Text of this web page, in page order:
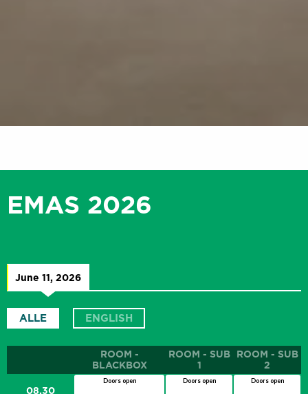
EMAS 2026
June 11, 2026
ALLE ENGLISH
ROOM -
BLACKBOX
ROOM - SUB
1
ROOM - SUB
2
08.30
Doors open Doors open Doors open